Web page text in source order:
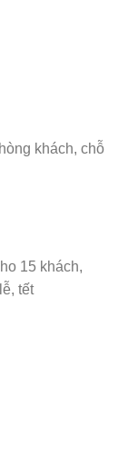
khách, chỗ
15 khách,
tết